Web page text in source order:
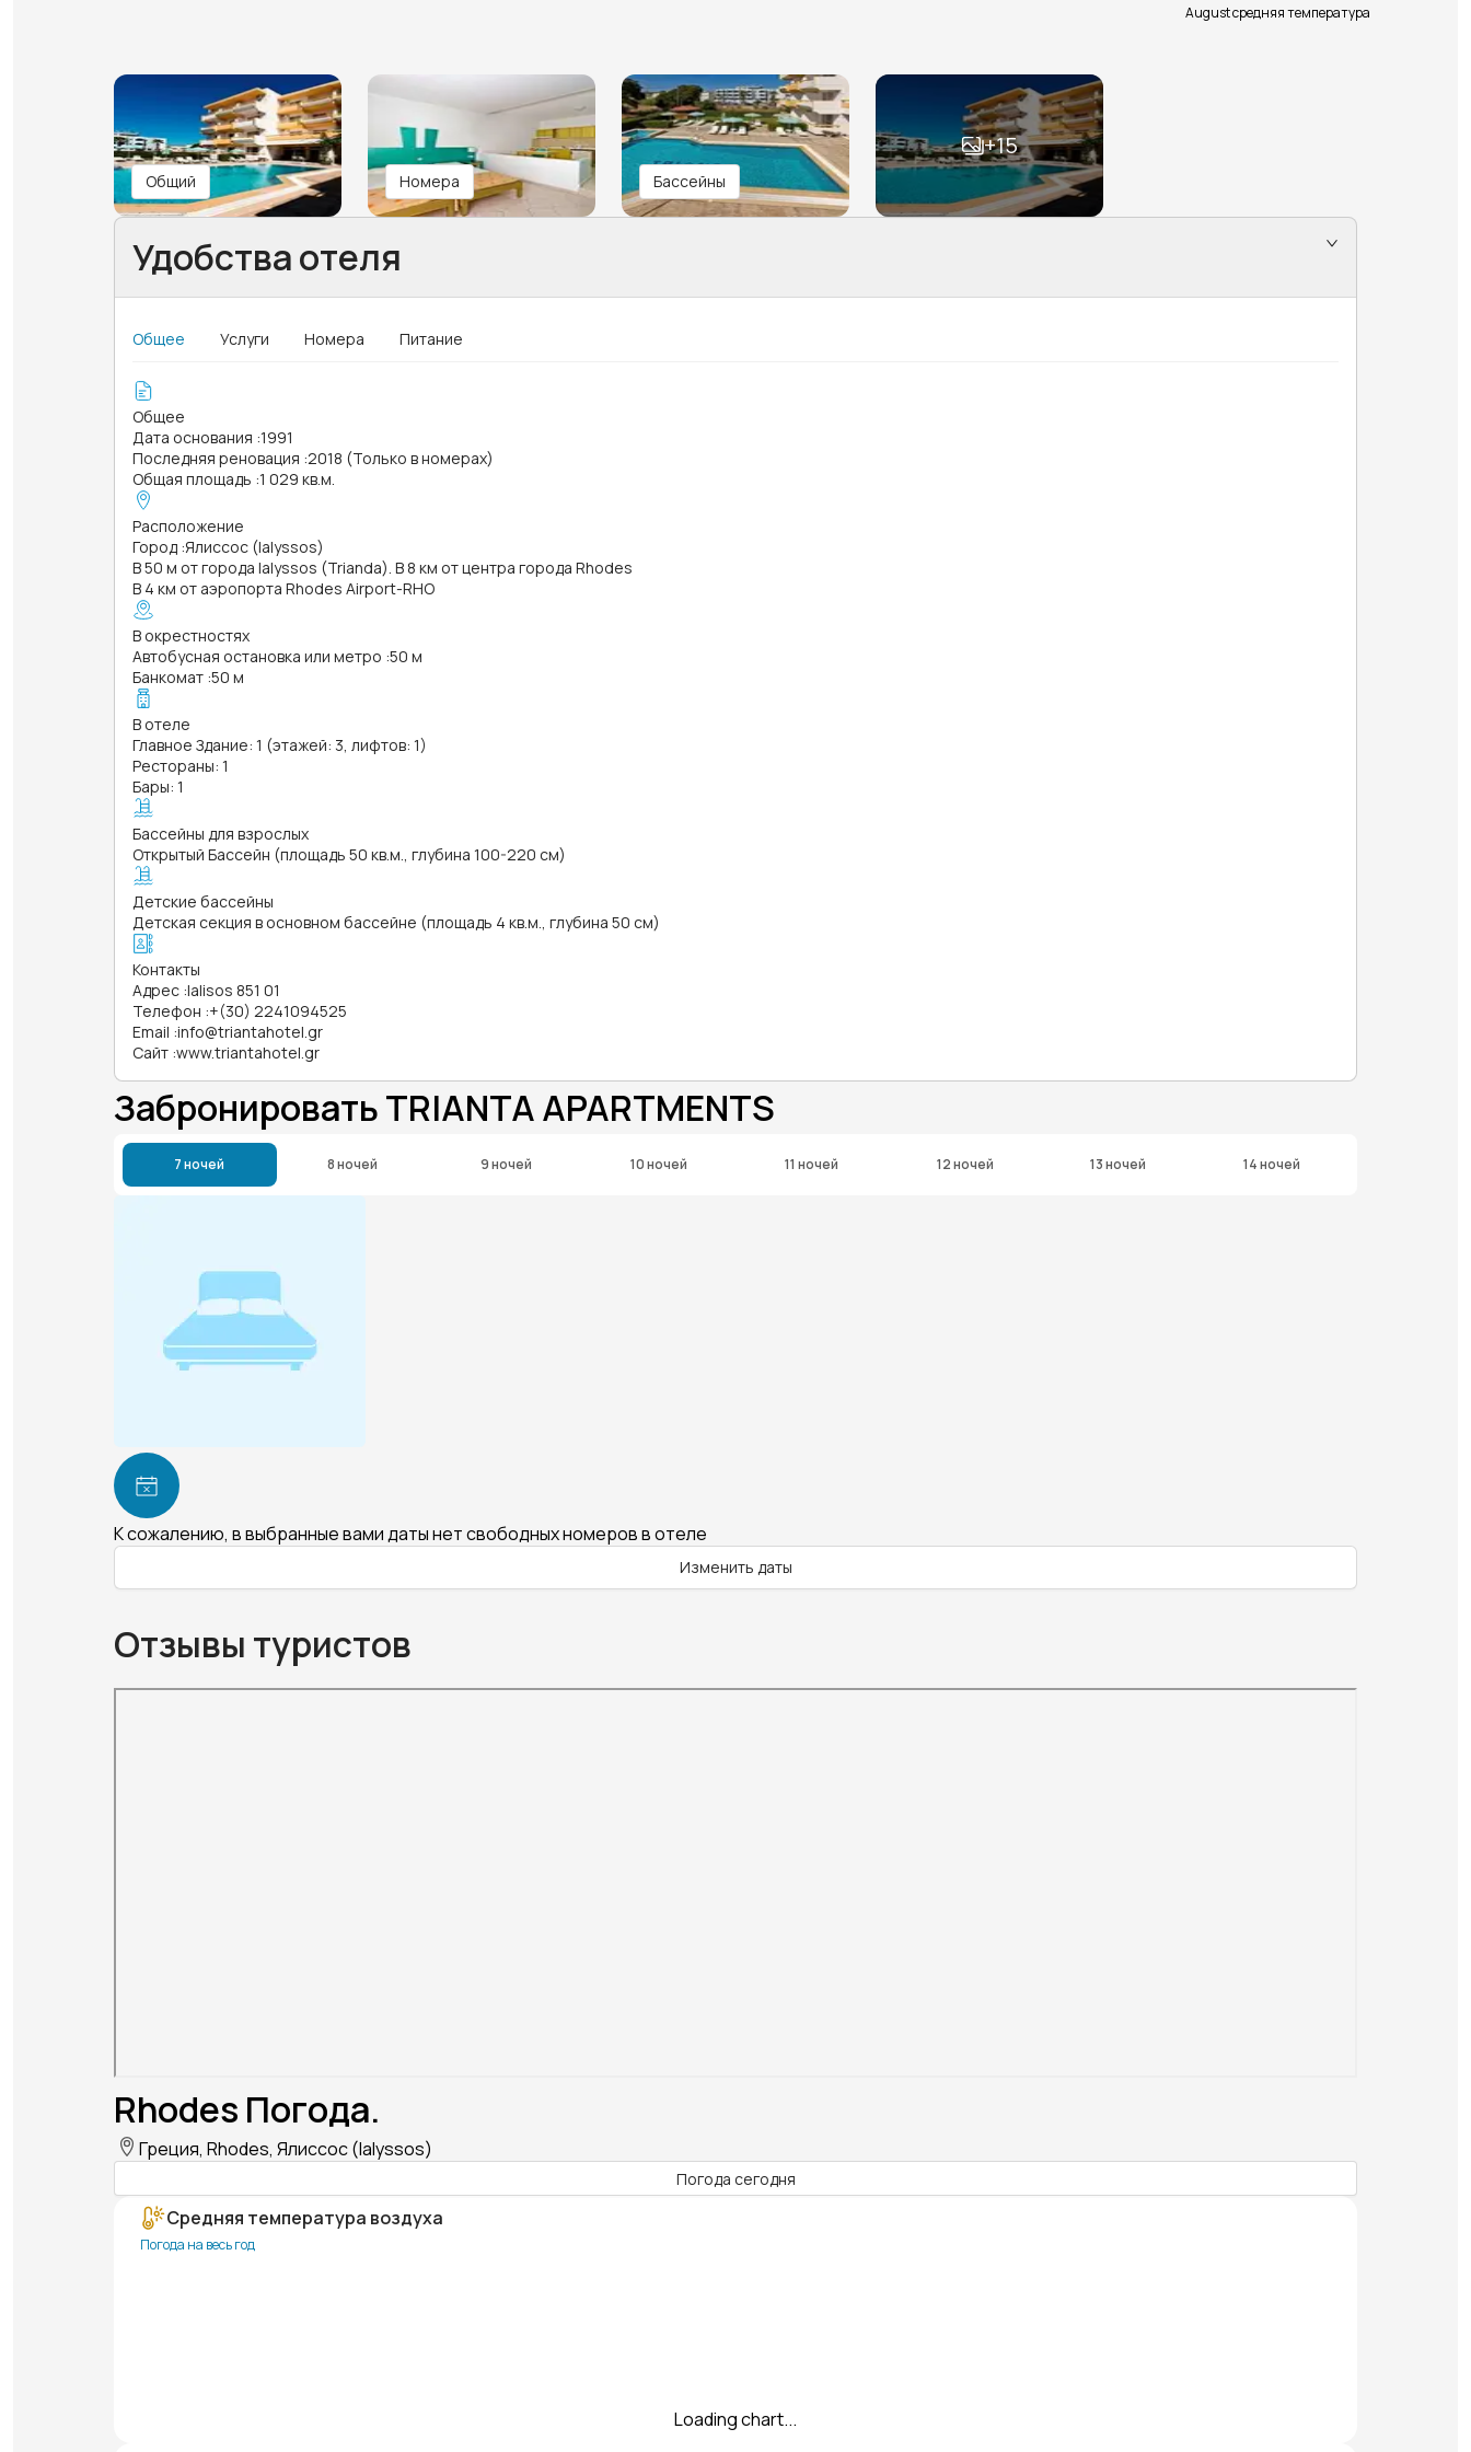
August средняя температура
Общий Номера Бассейны
+15
Удобства отеля
Общее Услуги Номера Питание
Общее
Дата основания :1991
Последняя реновация :2018 (Только в номерах)
Общая площадь :1 029 кв.м.
Расположение
Город :Ялиссос (Ialyssos)
В 50 м от города Ialyssos (Trianda). В 8 км от центра города Rhodes
В 4 км от аэропорта Rhodes Airport-RHO
В окрестностях
Автобусная остановка или метро :50 м
Банкомат :50 м
В отеле
Главное Здание: 1 (этажей: 3, лифтов: 1)
Рестораны: 1
Бары: 1
Бассейны для взрослых
Открытый Бассейн (площадь 50 кв.м., глубина 100-220 см)
Детские бассейны
Детская секция в основном бассейне (площадь 4 кв.м., глубина 50 см)
Контакты
Адрес :Ialisos 851 01
Телефон :+(30) 2241094525
Email :info@triantahotel.gr
Сайт :www.triantahotel.gr
Забронировать TRIANTA APARTMENTS
7 ночей 8 ночей 9 ночей 10 ночей 11 ночей 12 ночей 13 ночей 14 ночей
К сожалению, в выбранные вами даты нет свободных номеров в отеле
Изменить даты
Отзывы туристов
Rhodes Погода.
Греция, Rhodes, Ялиссос (Ialyssos)
Погода сегодня
Средняя температура воздуха
Погода на весь год
Loading chart...